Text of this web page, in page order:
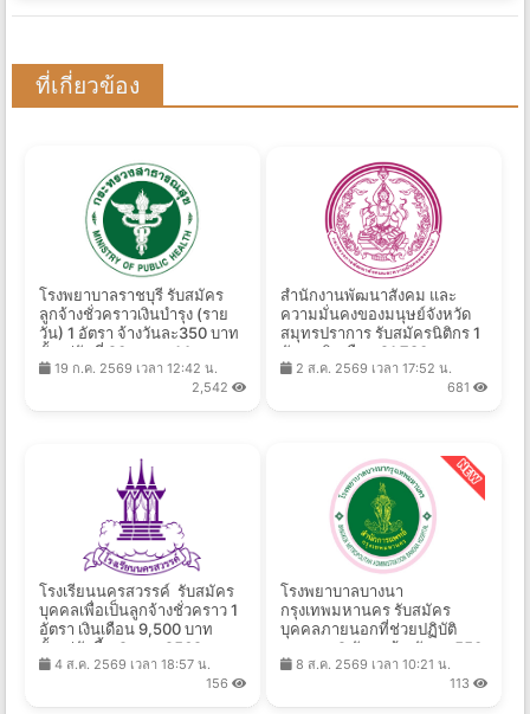
ที่เกี่ยวข้อง
โรงพยาบาลราชบุรี รับสมัคร
ลูกจ้างชั่วคราวเงินบำรุง (ราย
วัน) 1 อัตรา จ้างวันละ350 บาท
ตั้งแต่วันที่ 20 ก.ค. - 14 ส.ค.
2569
19 ก.ค. 2569 เวลา 12:42 น.
2,542
สำนักงานพัฒนาสังคม และ
ความมั่นคงของมนุษย์จังหวัด
สมุทรปราการ รับสมัครนิติกร 1
อัตรา เงินเดือน 21,780 บาท
ตั้งแต่วันที่ 31 ก.ค. - 14 ส.ค.
2 ส.ค. 2569 เวลา 17:52 น.
681
โรงเรียนนครสวรรค์ รับสมัคร
บุคคลเพื่อเป็นลูกจ้างชั่วคราว 1
อัตรา เงินเดือน 9,500 บาท
ตั้งแต่บัดนี้ - 9 ส.ค. 2569
4 ส.ค. 2569 เวลา 18:57 น.
156
โรงพยาบาลบางนา
กรุงเทพมหานคร รับสมัคร
บุคคลภายนอกที่ช่วยปฏิบัติ
ราชการ 2 อัตรา จ้างวันละ 550
- 1,400 บาท ตั้งแต่วันที่ 7-14
8 ส.ค. 2569 เวลา 10:21 น.
113